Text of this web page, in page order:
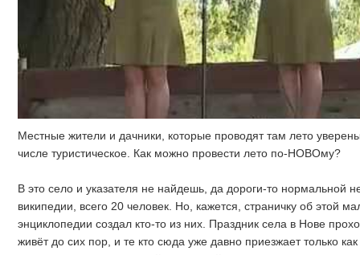
Местные жители и дачники, которые проводят там лето
числе туристическое. Как можно провести лето по-НОВОму?
В это село и указателя не найдешь, да дороги-то нормальной
википедии, всего 20 человек. Но, кажется, страничку об этой
энциклопедии создал кто-то из них. Праздник села в Нове
живёт до сих пор, и те кто сюда уже давно приезжает только